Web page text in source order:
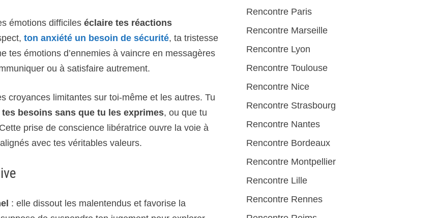
émotions difficileséclaire tes réactions
ton anxiété un besoin de sécurité, ta tristesse
tes émotions d’ennemies à vaincre en messagères
ou à satisfaire autrement.
croyances limitantes sur toi-même et les autres. Tu
tes besoins sans que tu les exprimes, ou que tu
prise de conscience libératrice ouvre la voie à
avec tes véritables valeurs.
: elle dissout les malentendus et favorise la
Rencontre Paris
Rencontre Marseille
Rencontre Lyon
Rencontre Toulouse
Rencontre Nice
Rencontre Strasbourg
Rencontre Nantes
Rencontre Bordeaux
Rencontre Montpellier
Rencontre Lille
Rencontre Rennes